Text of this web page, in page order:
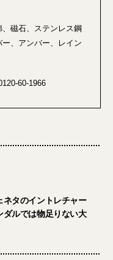
磁石、ステンレス鋼
、アンバー、レイン
60-1966
ネタのイントレチャー
ダルでは物足りない大